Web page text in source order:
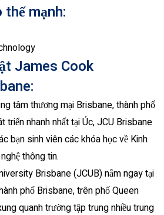
mạnh:
James Cook
tâm thương mại Brisbane, thành phố
triển nhanh nhất tại Úc, JCU Brisbane
bạn sinh viên các khóa học về Kinh
thông tin.
Brisbane (JCUB) nằm ngay tại
phố Brisbane, trên phố Queen
quanh trường tập trung nhiều trung